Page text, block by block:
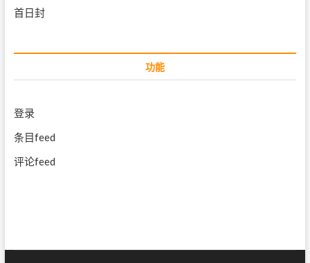
首日封
功能
登录
条目feed
评论feed